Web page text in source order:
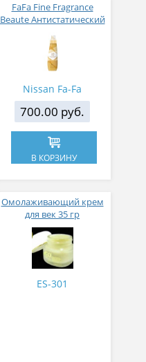
FaFa Fine Fragrance
Beaute Антистатический
с ароматом цветов,
мускуса и сандалового
дерева 600 мл
Nissan Fa-Fa
700.00 руб.
В КОРЗИНУ
Омолаживающий крем
для век 35 гр
ES-301